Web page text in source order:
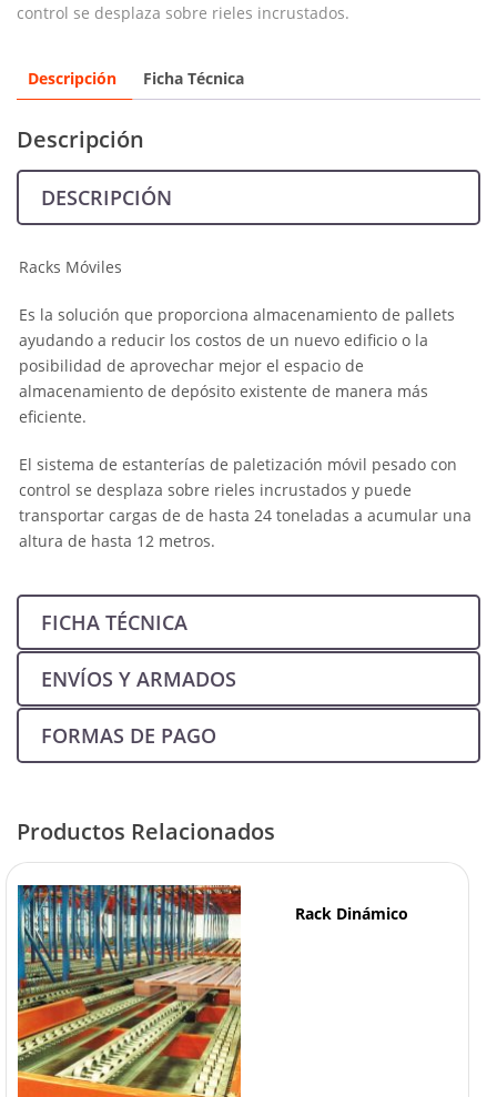
control se desplaza sobre rieles incrustados.
Descripción Ficha Técnica
Descripción
DESCRIPCIÓN
Racks Móviles
Es la solución que proporciona almacenamiento de pallets
ayudando a reducir los costos de un nuevo edificio o la
posibilidad de aprovechar mejor el espacio de
almacenamiento de depósito existente de manera más
eficiente.
El sistema de estanterías de paletización móvil pesado con
control se desplaza sobre rieles incrustados y puede
transportar cargas de de hasta 24 toneladas a acumular una
altura de hasta 12 metros.
FICHA TÉCNICA
ENVÍOS Y ARMADOS
FORMAS DE PAGO
Productos Relacionados
Rack Dinámico